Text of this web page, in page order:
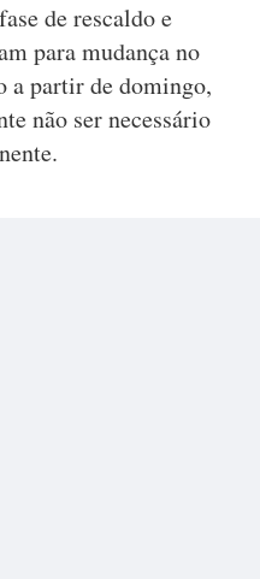
de rescaldo e
para mudança no
a partir de domingo,
não ser necessário